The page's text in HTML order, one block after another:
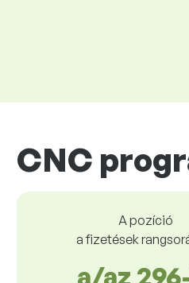
CNC
A pozíció
a fizetések
a/az